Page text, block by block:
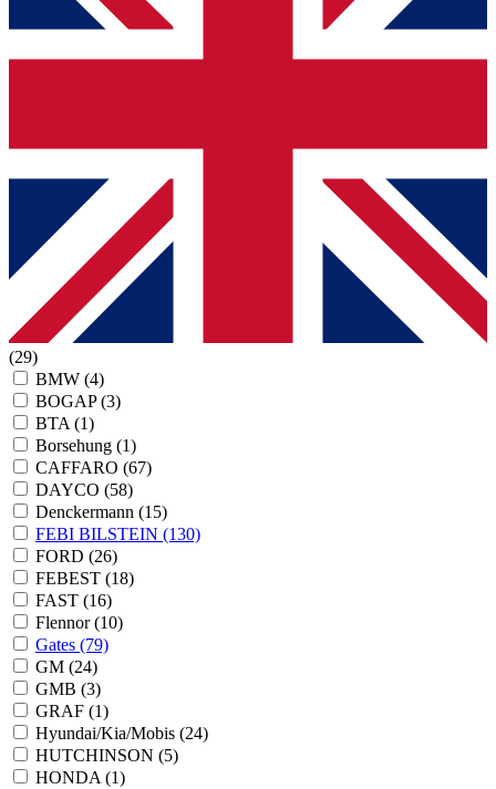
(29)
BMW (4)
BOGAP(3)
BTA (1)
Borsehung (1)
CAFFARO (67)
DAYCO (58)
Denckermann (15)
FEBI BILSTEIN (130)
FORD (26)
FEBEST (18)
FAST (16)
Flennor(10)
Gates (79)
GM (24)
GMB (3)
GRAF (1)
Hyundai/Kia/Mobis (24)
HUTCHINSON (5)
HONDA (1)